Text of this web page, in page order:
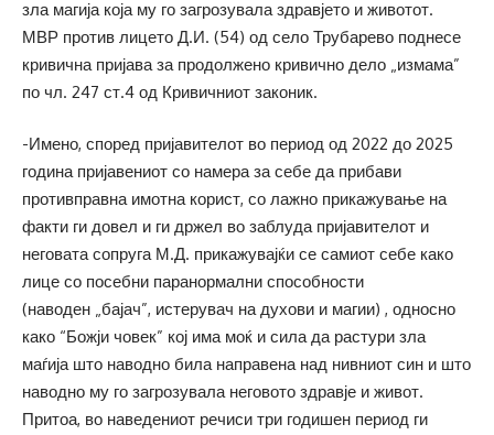
зла магија која му го загрозувала здравјето и животот.
МВР против лицето Д.И. (54) од село Трубарево поднесе
кривична пријава за продолжено кривично дело „измама”
по чл. 247 ст.4 од Кривичниот законик.
-Имено, според пријавителот во период од 2022 до 2025
година пријавениот со намера за себе да прибави
противправна имотна корист, со лажно прикажување на
факти ги довел и ги држел во заблуда пријавителот и
неговата сопруга М.Д. прикажувајќи се самиот себе како
лице со посебни паранормални способности
(наводен „бајач”, истерувач на духови и магии) , односно
како “Божји човек” кој има моќ и сила да растури зла
маѓија што наводно била направена над нивниот син и што
наводно му го загрозувала неговото здравје и живот.
Притоа, во наведениот речиси три годишен период ги